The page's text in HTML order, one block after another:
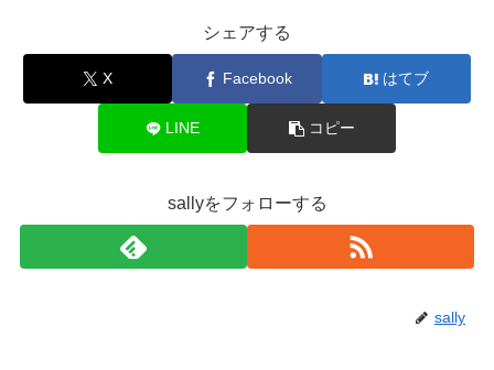
シェアする
X Facebook はてブ
LINE コピー
sallyをフォローする
sally